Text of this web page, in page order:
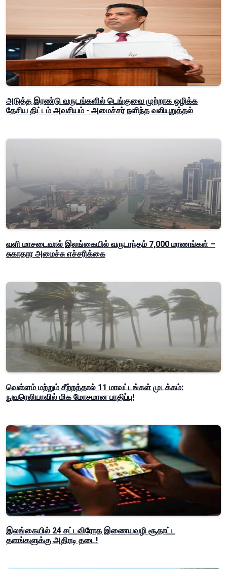
அடுத்த இரண்டு வருடங்களில் டெங்குவை முற்றாக ஒழிக்க
தேசிய திட்டம் அவசியம் - அமைச்சர் நளிந்த வலியுறுத்தல்
வளி மாசடைவால் இலங்கையில் வருடாந்தம் 7,000 மரணங்கள் –
சுகாதார அமைச்சு எச்சரிக்கை
வெள்ளம் மற்றும் சீற்றத்தால் 11 மாவட்டங்கள் முடக்கம்:
நுவரெலியாவில் மிக மோசமான பாதிப்பு!
இலங்கையில் 24 சட்டவிரோத இணையவழி சூதாட்ட
தளங்களுக்கு அதிரடி தடை!